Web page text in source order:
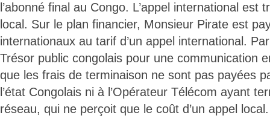
l’abonné final au Congo. L’appel international est
local. Sur le plan financier, Monsieur Pirate est
internationaux au tarif d’un appel international.
Trésor public congolais pour une communication
que les frais de terminaison ne sont pas payées
l’état Congolais ni à l’Opérateur Télécom ayant
réseau, qui ne perçoit que le coût d’un appel local.